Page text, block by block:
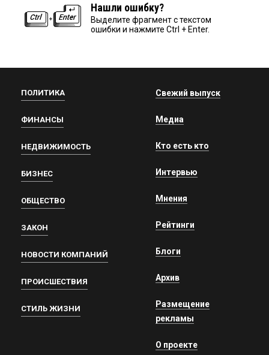
Нашли ошибку?
Выделите фрагмент с текстом
ошибки и нажмите Ctrl + Enter.
ПОЛИТИКА
ФИНАНСЫ
НЕДВИЖИМОСТЬ
БИЗНЕС
ОБЩЕСТВО
ЗАКОН
НОВОСТИ КОМПАНИЙ
ПРОИСШЕСТВИЯ
СТИЛЬ ЖИЗНИ
Свежий выпуск
Медиа
Кто есть кто
Интервью
Мнения
Рейтинги
Блоги
Архив
Размещение
рекламы
О проекте